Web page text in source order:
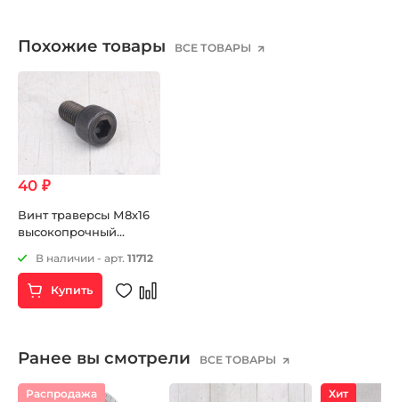
Похожие товары ВСЕ ТОВАРЫ
40 ₽
Винт траверсы М8х16
высокопрочный
В наличии - арт. 11712
Купить
Ранее вы смотрели ВСЕ ТОВАРЫ
Распродажа Хит